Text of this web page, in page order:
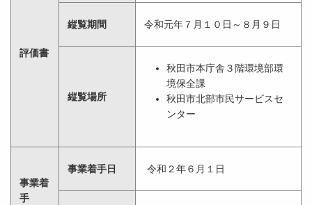
評価書
縦覧期間 令和元年７月１０日～８月９日
縦覧場所
秋田市本庁舎３階環境部環
境保全課
秋田市北部市民サービスセ
ンター
事業着
手
事業着手日 令和２年６月１日